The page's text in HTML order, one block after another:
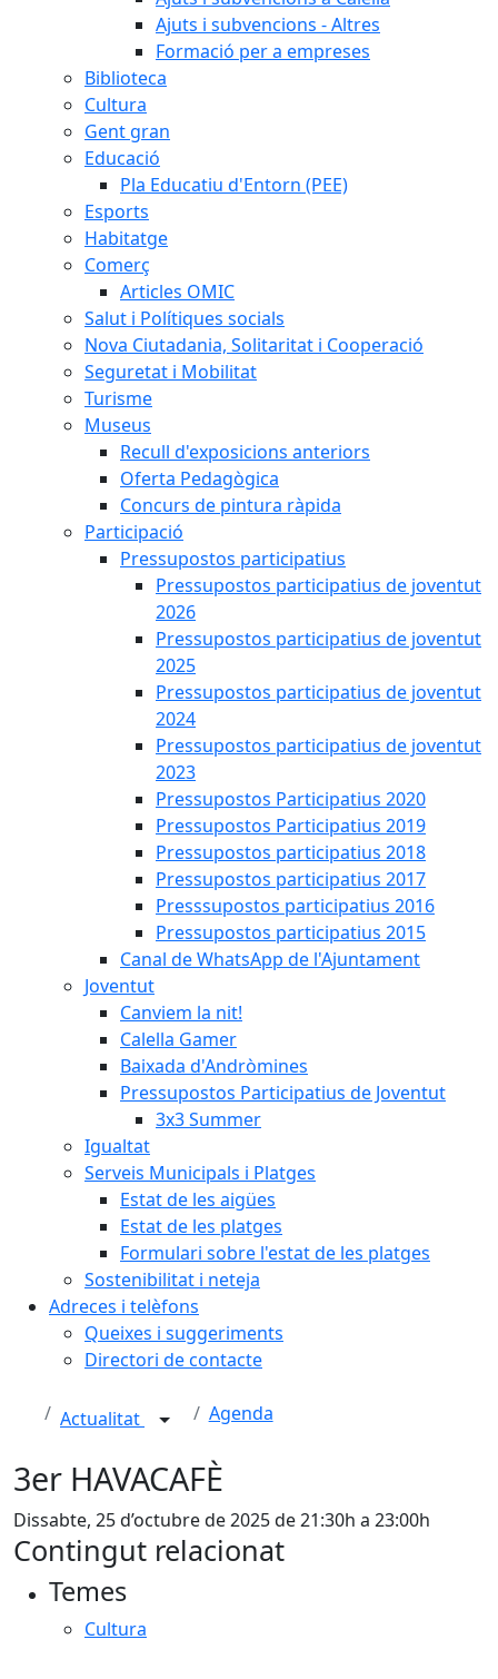
Ajuts i subvencions - Altres
Formació per a empreses
Biblioteca
Cultura
Gent gran
Educació
Pla Educatiu d'Entorn (PEE)
Esports
Habitatge
Comerç
Articles OMIC
Salut i Polítiques socials
Nova Ciutadania, Solitaritat i Cooperació
Seguretat i Mobilitat
Turisme
Museus
Recull d'exposicions anteriors
Oferta Pedagògica
Concurs de pintura ràpida
Participació
Pressupostos participatius
Pressupostos participatius de joventut
2026
Pressupostos participatius de joventut
2025
Pressupostos participatius de joventut
2024
Pressupostos participatius de joventut
2023
Pressupostos Participatius 2020
Pressupostos Participatius 2019
Pressupostos participatius 2018
Pressupostos participatius 2017
Presssupostos participatius 2016
Pressupostos participatius 2015
Canal de WhatsApp de l'Ajuntament
Joventut
Canviem la nit!
Calella Gamer
Baixada d'Andròmines
Pressupostos Participatius de Joventut
3x3 Summer
Igualtat
Serveis Municipals i Platges
Estat de les aigües
Estat de les platges
Formulari sobre l'estat de les platges
Sostenibilitat i neteja
Adreces i telèfons
Queixes i suggeriments
Directori de contacte
Actualitat Agenda
3er HAVACAFÈ
Dissabte, 25 d’octubre de 2025 de 21:30h a 23:00h
Contingut relacionat
Temes
Cultura